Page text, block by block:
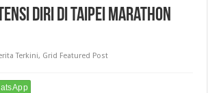
Diri di Taipei Marathon
Terkini, Grid Featured Post